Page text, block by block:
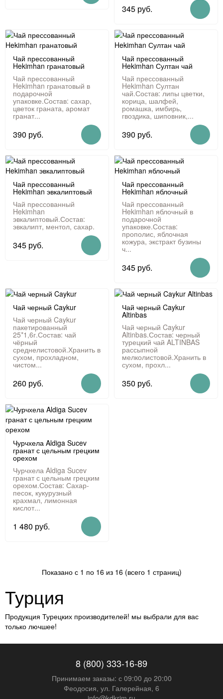
345 руб.
Чай прессованный
Hekimhan гранатовый
Чай прессованный
Hekimhan гранатовый в
подарочной
упаковке.Состав: сахар,
цветок граната, аромат
гранат...
390 руб.
Чай прессованный
Hekimhan Султан чай
Чай прессованный
Hekimhan Султан
чай.Состав: липы цветки,
корица, шалфей,
ромашка, имбирь,
гвоздика, шиповник,...
390 руб.
Чай прессованный
Hekimhan эвкалиптовый
Чай прессованный
Hekimhan
эвкалиптовый.Состав:
эвкалипт, ментол, сахар.
345 руб.
Чай прессованный
Hekimhan яблочный
Чай прессованный
Hekimhan яблочный в
подарочной
упаковке.Состав:
прополис, яблочная
кожура, экстракт бузины
ч...
345 руб.
Чай черный Caykur
Чай черный Caykur
пакетированный
25*1,6г.Состав: чай
чёрный
среднелистовой.Хранить в
сухом, прохладном,
чистом...
260 руб.
Чай черный Caykur
Altinbas
Чай черный Caykur
Altinbas.Состав: черный
турецкий чай ALTINBAS
рассыпной
мелколистовой.Хранить в
сухом, прохл...
350 руб.
Чурчхела Aldiga Sucev
гранат с цельным грецким
орехом
Чурчхела Aldiga Sucev
гранат с цельным грецким
орехом.Состав: Сахар-
песок, кукурузный
крахмал, лимонная
кислот...
1 480 руб.
Показано с 1 по 16 из 16 (всего 1 страниц)
Турция
Продукция Турецких производителей! мы выбрали для вас
только лючшее!
8 (800) 333-16-89
Принимаем заказы: с 09:00 до 20:00
Феодосия, ул. Галерейная, 6